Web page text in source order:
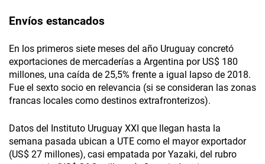
Envíos estancados
En los primeros siete meses del año Uruguay concretó
exportaciones de mercaderías a Argentina por US$ 180
millones, una caída de 25,5% frente a igual lapso de 2018.
Fue el sexto socio en relevancia (si se consideran las zonas
francas locales como destinos extrafronterizos).
Datos del Instituto Uruguay XXI que llegan hasta la
semana pasada ubican a UTE como el mayor exportador
(US$ 27 millones), casi empatada por Yazaki, del rubro